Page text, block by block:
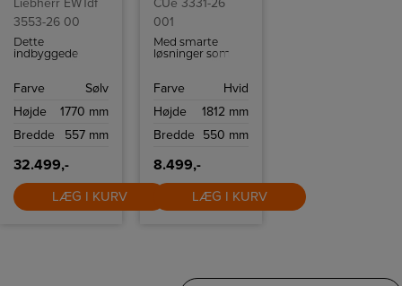
Liebherr EWTdf
3553-26 00
Dette
indbyggede
er ideelt til at
forskellige
deres optimale
hvilket sikrer, at
dine vine altid er
klar til servering
under de bedste
betingelser.
Farve
Sølv
Højde
1770 mm
Bredde
557 mm
32.499,-
LÆG I KURV
CUe 3331-26
001
Med smarte
løsninger som
VarioSpace
funktionalitet og
et kompakt og
et godt valg til
både dagligvarer
og specialvarer.
Farve
Hvid
Højde
1812 mm
Bredde
550 mm
8.499,-
LÆG I KURV